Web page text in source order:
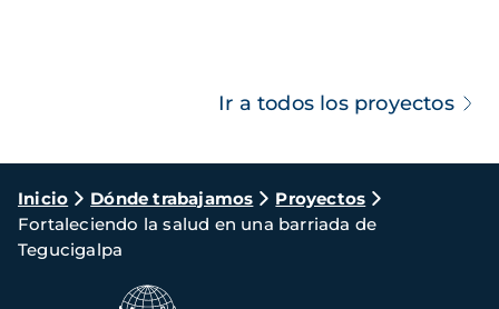
Ir a todos los proyectos
Ruta
de
navegación
Inicio Dónde trabajamos
Proyectos
Fortaleciendo la salud en una barriada de
Tegucigalpa